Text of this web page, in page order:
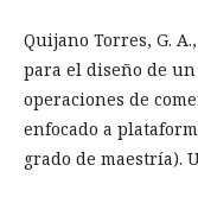
Quijano Torres, G.
para el diseño de
operaciones de
enfocado a
grado de maestría).